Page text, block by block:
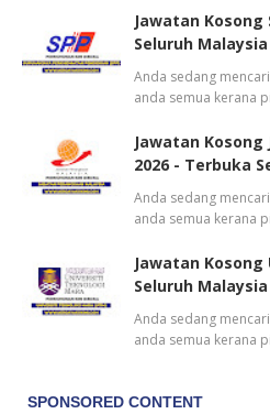
Jawatan Kosong
Seluruh Malaysia
Anda sedang
anda semua kerana
Jawatan
2026 - Terbuka
Anda sedang
anda semua kerana
Jawatan Kosong
Seluruh Malaysia
Anda sedang
anda semua kerana